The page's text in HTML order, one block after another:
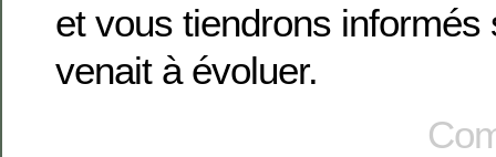
et vous tiendrons informés
venait à évoluer.